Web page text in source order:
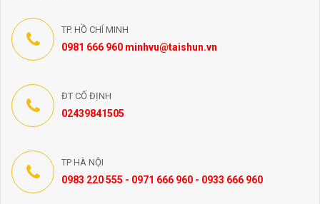
TP. HỒ CHÍ MINH
0981 666 960 minhvu@taishun.vn
ĐT CỐ ĐỊNH
02439841505
TP HÀ NỘI
0983 220 555 - 0971 666 960 - 0933 666 960